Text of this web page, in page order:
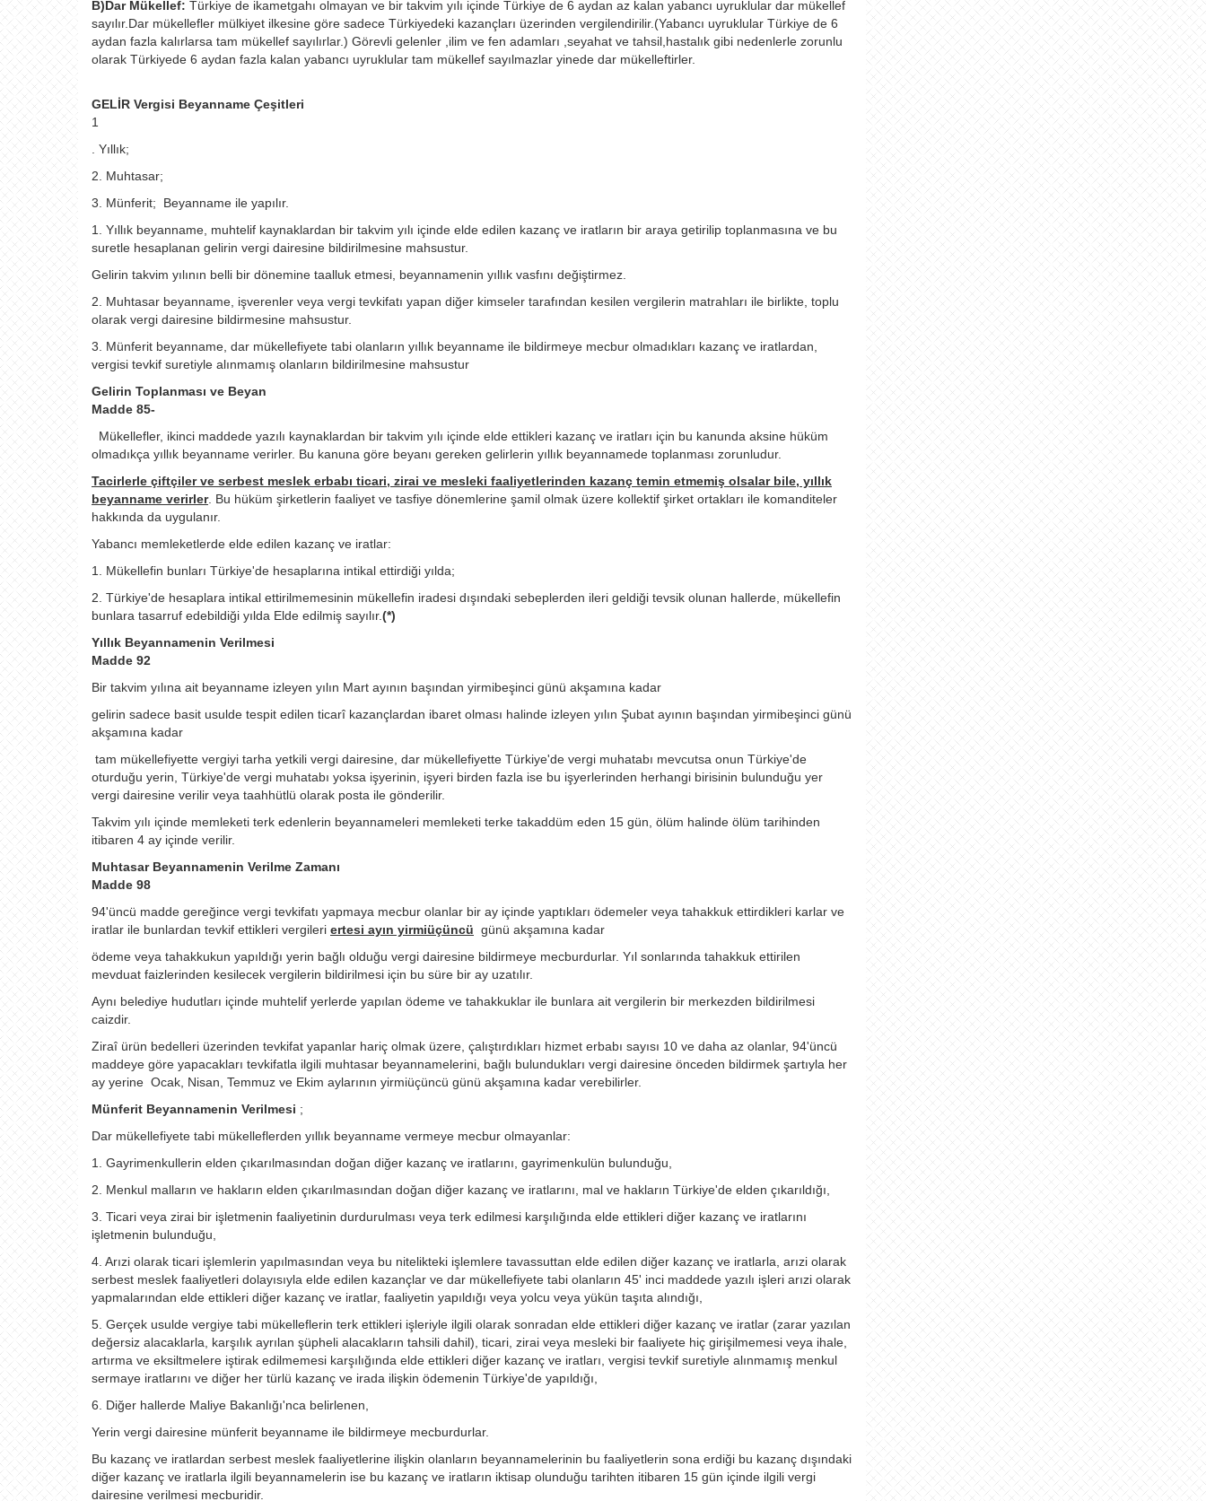
B)Dar Mükellef: Türkiye de ikametgahı olmayan ve bir takvim yılı içinde Türkiye de 6 aydan az kalan yabancı uyruklular dar mükellef
sayılır.Dar mükellefler mülkiyet ilkesine göre sadece Türkiyedeki kazançları üzerinden vergilendirilir.(Yabancı uyruklular Türkiye de 6
aydan fazla kalırlarsa tam mükellef sayılırlar.) Görevli gelenler ,ilim ve fen adamları ,seyahat ve tahsil,hastalık gibi nedenlerle zorunlu
olarak Türkiyede 6 aydan fazla kalan yabancı uyruklular tam mükellef sayılmazlar yinede dar mükelleftirler.
GELİR Vergisi Beyanname Çeşitleri
1
. Yıllık;
2. Muhtasar;
3. Münferit; Beyanname ile yapılır.
1. Yıllık beyanname, muhtelif kaynaklardan bir takvim yılı içinde elde edilen kazanç ve iratların bir araya getirilip toplanmasına ve bu
suretle hesaplanan gelirin vergi dairesine bildirilmesine mahsustur.
Gelirin takvim yılının belli bir dönemine taalluk etmesi, beyannamenin yıllık vasfını değiştirmez.
2. Muhtasar beyanname, işverenler veya vergi tevkifatı yapan diğer kimseler tarafından kesilen vergilerin matrahları ile birlikte, toplu
olarak vergi dairesine bildirmesine mahsustur.
3. Münferit beyanname, dar mükellefiyete tabi olanların yıllık beyanname ile bildirmeye mecbur olmadıkları kazanç ve iratlardan,
vergisi tevkif suretiyle alınmamış olanların bildirilmesine mahsustur
Gelirin Toplanması ve Beyan
Madde 85-
Mükellefler, ikinci maddede yazılı kaynaklardan bir takvim yılı içinde elde ettikleri kazanç ve iratları için bu kanunda aksine hüküm
olmadıkça yıllık beyanname verirler. Bu kanuna göre beyanı gereken gelirlerin yıllık beyannamede toplanması zorunludur.
Tacirlerle çiftçiler ve serbest meslek erbabı ticari, zirai ve mesleki faaliyetlerinden kazanç temin etmemiş olsalar bile, yıllık
beyanname verirler. Bu hüküm şirketlerin faaliyet ve tasfiye dönemlerine şamil olmak üzere kollektif şirket ortakları ile komanditeler
hakkında da uygulanır.
Yabancı memleketlerde elde edilen kazanç ve iratlar:
1. Mükellefin bunları Türkiye'de hesaplarına intikal ettirdiği yılda;
2. Türkiye'de hesaplara intikal ettirilmemesinin mükellefin iradesi dışındaki sebeplerden ileri geldiği tevsik olunan hallerde, mükellefin
bunlara tasarruf edebildiği yılda Elde edilmiş sayılır.(*)
Yıllık Beyannamenin Verilmesi
Madde 92
Bir takvim yılına ait beyanname izleyen yılın Mart ayının başından yirmibeşinci günü akşamına kadar
gelirin sadece basit usulde tespit edilen ticarî kazançlardan ibaret olması halinde izleyen yılın Şubat ayının başından yirmibeşinci günü
akşamına kadar
tam mükellefiyette vergiyi tarha yetkili vergi dairesine, dar mükellefiyette Türkiye'de vergi muhatabı mevcutsa onun Türkiye'de
oturduğu yerin, Türkiye'de vergi muhatabı yoksa işyerinin, işyeri birden fazla ise bu işyerlerinden herhangi birisinin bulunduğu yer
vergi dairesine verilir veya taahhütlü olarak posta ile gönderilir.
Takvim yılı içinde memleketi terk edenlerin beyannameleri memleketi terke takaddüm eden 15 gün, ölüm halinde ölüm tarihinden
itibaren 4 ay içinde verilir.
Muhtasar Beyannamenin Verilme Zamanı
Madde 98
94'üncü madde gereğince vergi tevkifatı yapmaya mecbur olanlar bir ay içinde yaptıkları ödemeler veya tahakkuk ettirdikleri karlar ve
iratlar ile bunlardan tevkif ettikleri vergileri ertesi ayın yirmiüçüncü günü akşamına kadar
ödeme veya tahakkukun yapıldığı yerin bağlı olduğu vergi dairesine bildirmeye mecburdurlar. Yıl sonlarında tahakkuk ettirilen
mevduat faizlerinden kesilecek vergilerin bildirilmesi için bu süre bir ay uzatılır.
Aynı belediye hudutları içinde muhtelif yerlerde yapılan ödeme ve tahakkuklar ile bunlara ait vergilerin bir merkezden bildirilmesi
caizdir.
Ziraî ürün bedelleri üzerinden tevkifat yapanlar hariç olmak üzere, çalıştırdıkları hizmet erbabı sayısı 10 ve daha az olanlar, 94'üncü
maddeye göre yapacakları tevkifatla ilgili muhtasar beyannamelerini, bağlı bulundukları vergi dairesine önceden bildirmek şartıyla her
ay yerine Ocak, Nisan, Temmuz ve Ekim aylarının yirmiüçüncü günü akşamına kadar verebilirler.
Münferit Beyannamenin Verilmesi ;
Dar mükellefiyete tabi mükelleflerden yıllık beyanname vermeye mecbur olmayanlar:
1. Gayrimenkullerin elden çıkarılmasından doğan diğer kazanç ve iratlarını, gayrimenkulün bulunduğu,
2. Menkul malların ve hakların elden çıkarılmasından doğan diğer kazanç ve iratlarını, mal ve hakların Türkiye'de elden çıkarıldığı,
3. Ticari veya zirai bir işletmenin faaliyetinin durdurulması veya terk edilmesi karşılığında elde ettikleri diğer kazanç ve iratlarını
işletmenin bulunduğu,
4. Arızi olarak ticari işlemlerin yapılmasından veya bu nitelikteki işlemlere tavassuttan elde edilen diğer kazanç ve iratlarla, arızi olarak
serbest meslek faaliyetleri dolayısıyla elde edilen kazançlar ve dar mükellefiyete tabi olanların 45' inci maddede yazılı işleri arızi olarak
yapmalarından elde ettikleri diğer kazanç ve iratlar, faaliyetin yapıldığı veya yolcu veya yükün taşıta alındığı,
5. Gerçek usulde vergiye tabi mükelleflerin terk ettikleri işleriyle ilgili olarak sonradan elde ettikleri diğer kazanç ve iratlar (zarar yazılan
değersiz alacaklarla, karşılık ayrılan şüpheli alacakların tahsili dahil), ticari, zirai veya mesleki bir faaliyete hiç girişilmemesi veya ihale,
artırma ve eksiltmelere iştirak edilmemesi karşılığında elde ettikleri diğer kazanç ve iratları, vergisi tevkif suretiyle alınmamış menkul
sermaye iratlarını ve diğer her türlü kazanç ve irada ilişkin ödemenin Türkiye'de yapıldığı,
6. Diğer hallerde Maliye Bakanlığı'nca belirlenen,
Yerin vergi dairesine münferit beyanname ile bildirmeye mecburdurlar.
Bu kazanç ve iratlardan serbest meslek faaliyetlerine ilişkin olanların beyannamelerinin bu faaliyetlerin sona erdiği bu kazanç dışındaki
diğer kazanç ve iratlarla ilgili beyannamelerin ise bu kazanç ve iratların iktisap olunduğu tarihten itibaren 15 gün içinde ilgili vergi
dairesine verilmesi mecburidir.